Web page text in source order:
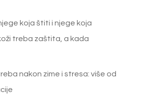
koja štiti i njege koja
treba zaštita, a kada
nakon zime i stresa: više od